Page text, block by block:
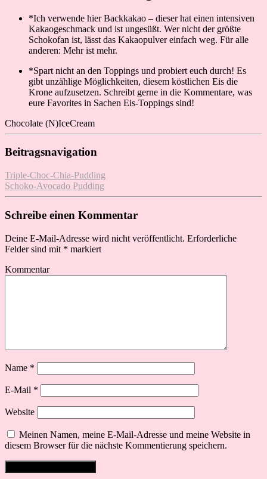
*Ich verwende hier Backkakao – dieser hat einen intensiven
Kakaogeschmack und ist ungesüßt. Wer nicht der größte
Schokofan ist, lässt das Kakaopulver einfach weg. Für alle
anderen: Mehr ist mehr.
*Spart nicht an den Toppings und probiert euch durch! Es
gibt unzählige Möglichkeiten, diesem köstlichen Eis die
Krone aufzusetzen. Schreibt gerne in die Kommentare, was
eure Favorites in Sachen Eis-Toppings sind!
Chocolate (N)IceCream
Beitragsnavigation
Triple-Choc-Chia-Pudding
Schoko-Avocado Pudding
Schreibe einen Kommentar
Deine E-Mail-Adresse wird nicht veröffentlicht. Erforderliche
Felder sind mit * markiert
Kommentar
Name *
E-Mail *
Website
Meinen Namen, meine E-Mail-Adresse und meine Website in
diesem Browser für die nächste Kommentierung speichern.